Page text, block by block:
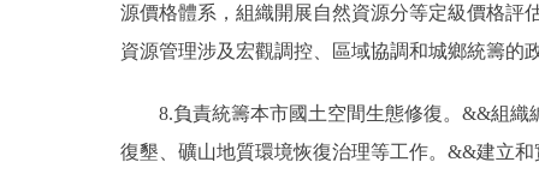
源價格體系，組織開展自然資源分等定級價格評
資源管理涉及宏觀調控、區域協調和城鄉統籌的
8.負責統籌本市國土空間生態修復。&&組織
復墾、礦山地質環境恢復治理等工作。&&建立